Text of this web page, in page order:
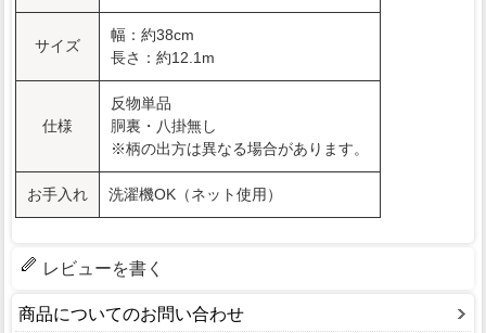
サイズ
幅：約38cm
長さ：約12.1m
仕様
反物単品
胴裏・八掛無し
※柄の出方は異なる場合があります。
お手入れ 洗濯機OK（ネット使用）
レビューを書く
商品についてのお問い合わせ